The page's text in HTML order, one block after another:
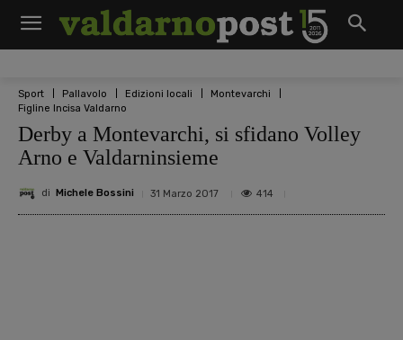
Sport Pallavolo Edizioni locali
Montevarchi
Figline Incisa Valdarno
Derby a Montevarchi, si sfidano Volley
Arno e Valdarninsieme
di Michele Bossini 31 Marzo 2017 414